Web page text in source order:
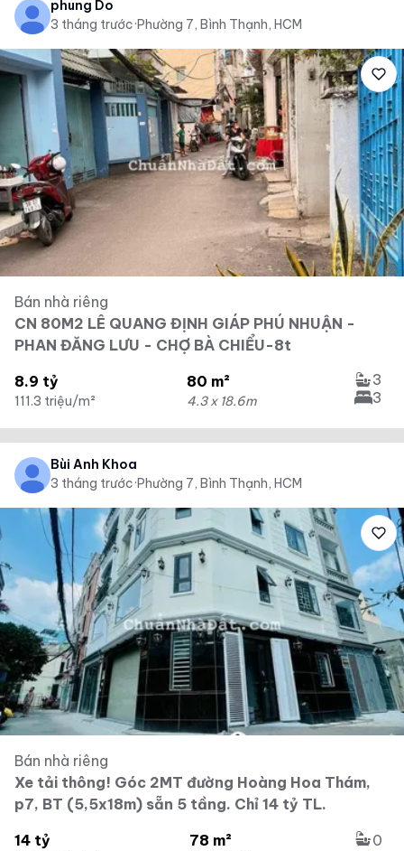
phung Do
3 tháng trước·Phường 7, Bình Thạnh, HCM
Bán nhà riêng
CN 80M2 LÊ QUANG ĐỊNH GIÁP PHÚ NHUẬN -
PHAN ĐĂNG LƯU - CHỢ BÀ CHIỂU-8t
8.9 tỷ
111.3 triệu/m²
80 m²
4.3 x 18.6m
3
3
Bùi Anh Khoa
3 tháng trước·Phường 7, Bình Thạnh, HCM
Bán nhà riêng
Xe tải thông! Góc 2MT đường Hoàng Hoa Thám,
p7, BT (5,5x18m) sẵn 5 tầng. Chỉ 14 tỷ TL.
14 tỷ
78 m²
0